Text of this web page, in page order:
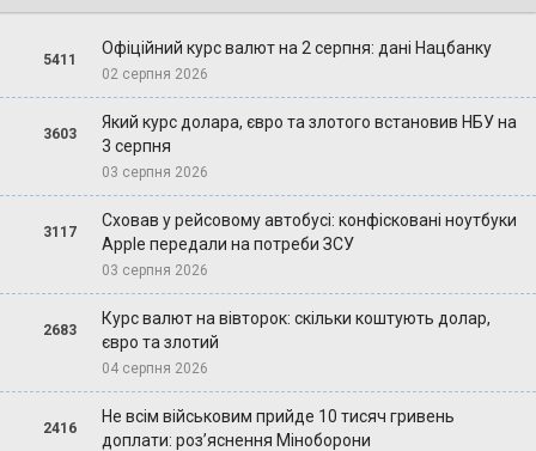
5411
Офіційний курс валют на 2 серпня: дані Нацбанку
02 серпня 2026
3603
Який курс долара, євро та злотого встановив НБУ на
3 серпня
03 серпня 2026
3117
Сховав у рейсовому автобусі: конфісковані ноутбуки
Apple передали на потреби ЗСУ
03 серпня 2026
2683
Курс валют на вівторок: скільки коштують долар,
євро та злотий
04 серпня 2026
2416
Не всім військовим прийде 10 тисяч гривень
доплати: роз’яснення Міноборони